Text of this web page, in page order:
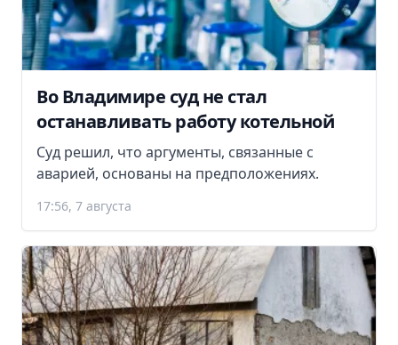
Во Владимире суд не стал
останавливать работу котельной
Суд решил, что аргументы, связанные с
аварией, основаны на предположениях.
17:56, 7 августа